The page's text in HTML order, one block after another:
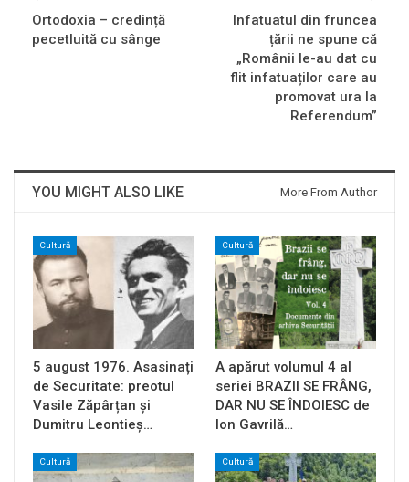
Ortodoxia – credință
pecetluită cu sânge
Infatuatul din fruncea
țării ne spune că
„Românii le-au dat cu
flit infatuaților care au
promovat ura la
Referendum”
YOU MIGHT ALSO LIKE More From Author
Cultură
5 august 1976. Asasinați
de Securitate: preotul
Vasile Zăpârțan și
Dumitru Leontieș…
Cultură
A apărut volumul 4 al
seriei BRAZII SE FRÂNG,
DAR NU SE ÎNDOIESC de
Ion Gavrilă…
Cultură Cultură